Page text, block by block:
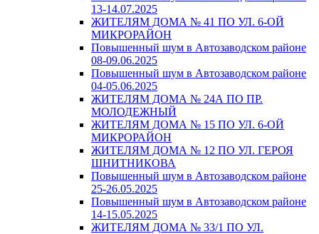
13-14.07.2025
ЖИТЕЛЯМ ДОМА № 41 ПО УЛ. 6-ОЙ
МИКРОРАЙОН
Повышенный шум в Автозаводском районе
08-09.06.2025
Повышенный шум в Автозаводском районе
04-05.06.2025
ЖИТЕЛЯМ ДОМА № 24А ПО ПР.
МОЛОДЕЖНЫЙ
ЖИТЕЛЯМ ДОМА № 15 ПО УЛ. 6-ОЙ
МИКРОРАЙОН
ЖИТЕЛЯМ ДОМА № 12 ПО УЛ. ГЕРОЯ
ШНИТНИКОВА
Повышенный шум в Автозаводском районе
25-26.05.2025
Повышенный шум в Автозаводском районе
14-15.05.2025
ЖИТЕЛЯМ ДОМА № 33/1 ПО УЛ.